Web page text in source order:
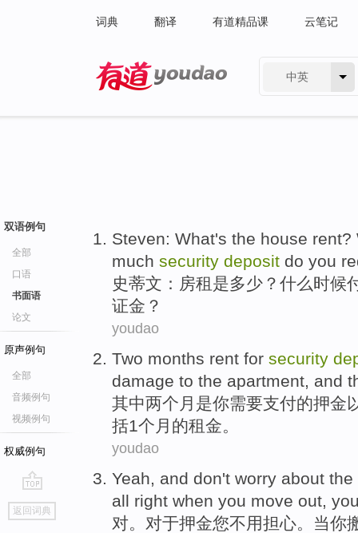
词典 翻译 有道精品课 云笔记
中英
双语例句
全部
口语
书面语
论文
原声例句
全部
音频例句
视频例句
权威例句
go
top
返回词典
Steven: What's the house rent?
much security deposit do you
史蒂文 ： 房租是多少 ？什么时候
证金 ？
youdao
Two months rent for security
damage to the apartment, and
其中两个 月是你需要支付的押金
括1个 月 的租金。
youdao
Yeah , and don't worry about the
all right when you move out
对。对于押金您不用担心。 当你